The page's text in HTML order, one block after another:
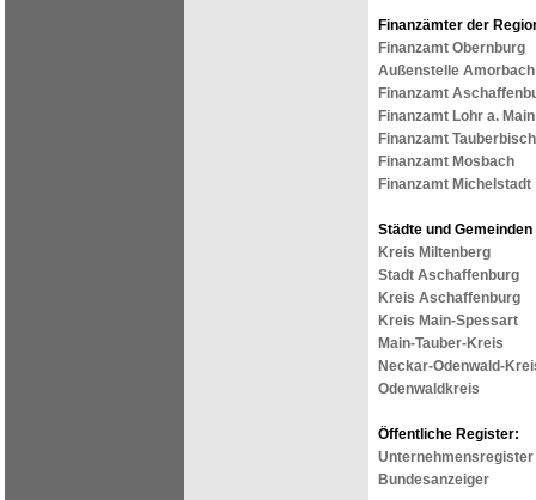
Finanzämter der
Finanzamt Obernburg
Außenstelle Amorbach
Finanzamt
Finanzamt Lohr a. Main
Finanzamt
Finanzamt Mosbach
Finanzamt Michelstadt
Städte und
Kreis Miltenberg
Stadt Aschaffenburg
Kreis Aschaffenburg
Kreis Main-Spessart
Main-Tauber-Kreis
Neckar-Odenwald-
Odenwaldkreis
Öffentliche Register:
Unternehmensregister
Bundesanzeiger